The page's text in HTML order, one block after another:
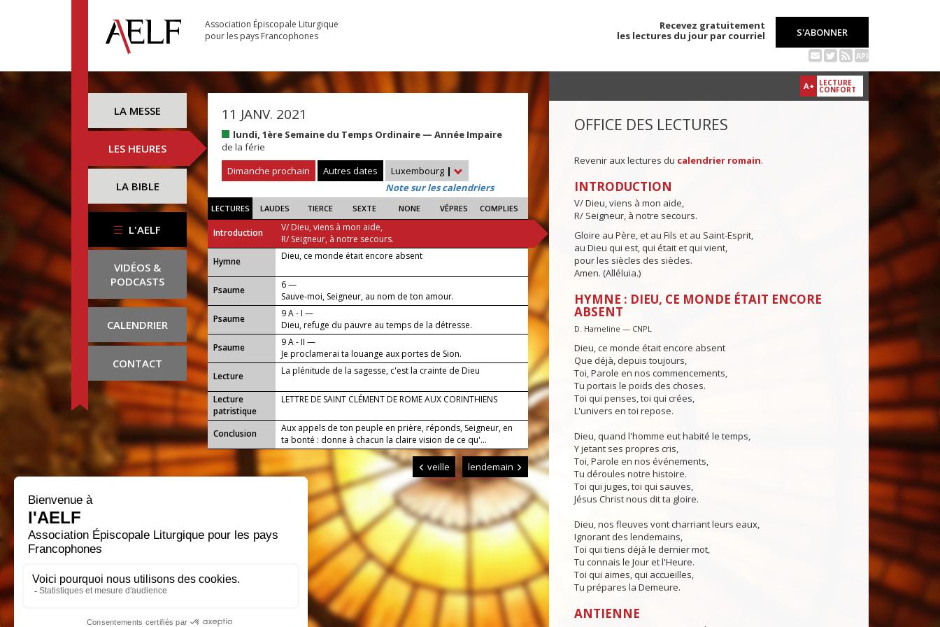
Association Épiscopale Liturgique
pour les pays Francophones
Recevez gratuitement
les lectures du jour par courriel
S'ABONNER
API
LA MESSE
LES HEURES
LA BIBLE
L'AELF
VIDÉOS &
PODCASTS
CALENDRIER
CONTACT
11 JANV. 2021
lundi, 1ère Semaine du Temps Ordinaire — Année Impaire
de la férie
Dimanche prochain
Autres dates Luxembourg |
Note sur les calendriers
LECTURES LAUDES TIERCE SEXTE NONE VÊPRES COMPLIES
Introduction
V/ Dieu, viens à mon aide,
R/ Seigneur, à notre secours.
...
Hymne Dieu, ce monde était encore absent
Psaume
6 —
Sauve-moi, Seigneur, au nom de ton amour.
Psaume
9 A - I —
Dieu, refuge du pauvre au temps de la détresse.
Psaume
9 A - II —
Je proclamerai ta louange aux portes de Sion.
Lecture
La plénitude de la sagesse, c'est la crainte de Dieu
Lecture
patristique
LETTRE DE SAINT CLÉMENT DE ROME AUX CORINTHIENS
Conclusion
Aux appels de ton peuple en prière, réponds, Seigneur, en
ta bonté : donne à chacun la claire vision de ce qu'...
veille lendemain
A+ LECTURE
CONFORT
OFFICE DES LECTURES
Revenir aux lectures du calendrier romain.
INTRODUCTION
V/ Dieu, viens à mon aide,
R/ Seigneur, à notre secours.
Gloire au Père, et au Fils et au Saint-Esprit,
au Dieu qui est, qui était et qui vient,
pour les siècles des siècles.
Amen. (Alléluia.)
HYMNE : DIEU, CE MONDE ÉTAIT ENCORE
ABSENT
D. Hameline — CNPL
Dieu, ce monde était encore absent
Que déjà, depuis toujours,
Toi, Parole en nos commencements,
Tu portais le poids des choses.
Toi qui penses, toi qui crées,
L'univers en toi repose.
Dieu, quand l'homme eut habité le temps,
Y jetant ses propres cris,
Toi, Parole en nos événements,
Tu déroules notre histoire.
Toi qui juges, toi qui sauves,
Jésus Christ nous dit ta gloire.
Dieu, nos fleuves vont charriant leurs eaux,
Ignorant des lendemains,
Toi qui tiens déjà le dernier mot,
Tu connais le Jour et l'Heure.
Toi qui aimes, qui accueilles,
Tu prépares la Demeure.
ANTIENNE